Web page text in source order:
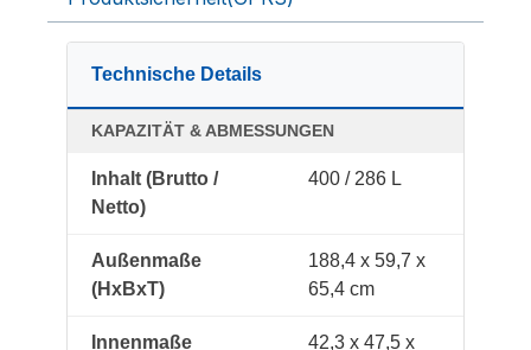
Technische Details
KAPAZITÄT & ABMESSUNGEN
Inhalt (Brutto /
Netto)
400 / 286 L
Außenmaße
(HxBxT)
188,4 x 59,7 x
65,4 cm
Innenmaße
42,3 x 47,5 x